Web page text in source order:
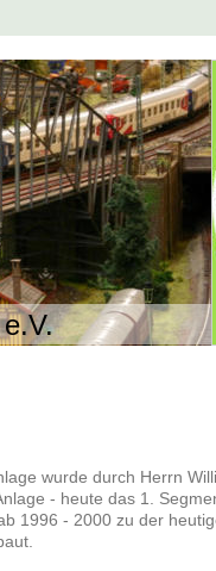
wurde durch Herrn
- heute das 1.
1996 - 2000 zu der